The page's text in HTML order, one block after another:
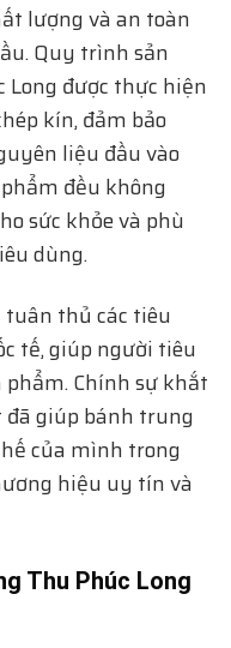
lượng và an toàn
Quy trình sản
được thực hiện
kín, đảm bảo
liệu đầu vào
đều không
sức khỏe và phù
dùng.
thủ các tiêu
tế, giúp người tiêu
Chính sự khắt
giúp bánh trung
của mình trong
hiệu uy tín và
Thu Phúc Long